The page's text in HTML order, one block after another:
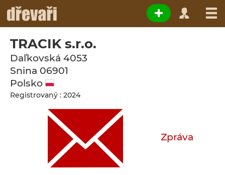
TRACIK s.r.o.
Daľkovská 4053
Snina 06901
Polsko
Registrovaný : 2024
Zpráva